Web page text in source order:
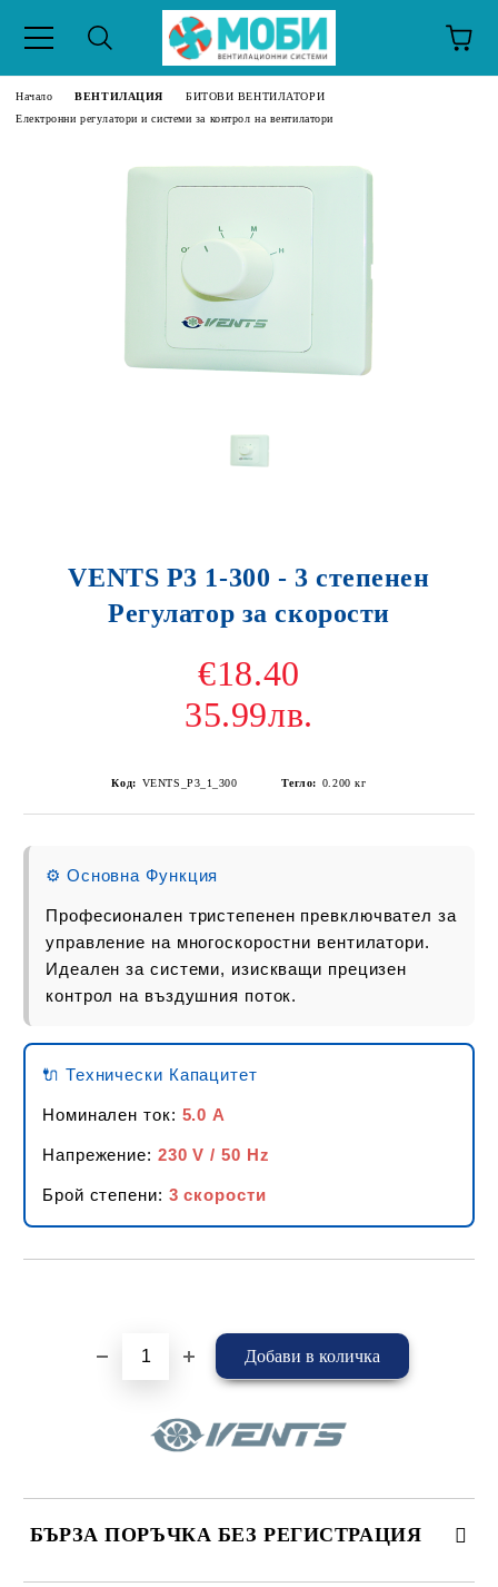
Начало ВЕНТИЛАЦИЯ
БИТОВИ ВЕНТИЛАТОРИ
Електронни регулатори и системи за контрол на вентилатори
VENTS P3 1-300 - 3 степенен
Регулатор за скорости
€18.40
35.99лв.
Код: VENTS_P3_1_300 Тегло: 0.200 кг
⚙️ Основна Функция
Професионален тристепенен превключвател за
управление на многоскоростни вентилатори.
Идеален за системи, изискващи прецизен
контрол на въздушния поток.
🔌 Технически Капацитет
Номинален ток: 5.0 A
Напрежение: 230 V / 50 Hz
Брой степени: 3 скорости
БЪРЗА ПОРЪЧКА БЕЗ РЕГИСТРАЦИЯ